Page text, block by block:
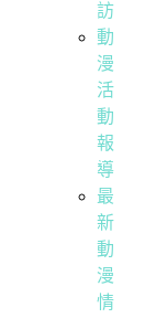
訪
動
漫
活
動
報
導
最
新
動
漫
情